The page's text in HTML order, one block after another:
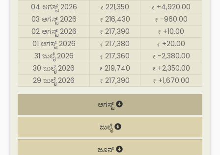
04 ಆಗಸ್ಟ್ 2026
₹ 221,350 ₹ +4,920.00
03 ಆಗಸ್ಟ್ 2026
₹ 216,430 ₹ -960.00
02 ಆಗಸ್ಟ್ 2026
₹ 217,390 ₹ +10.00
01 ಆಗಸ್ಟ್ 2026
₹ 217,380 ₹ +20.00
31 ಜುಲೈ 2026
₹ 217,360 ₹ -2,380.00
30 ಜುಲೈ 2026
₹ 219,740 ₹ +2,350.00
29 ಜುಲೈ 2026
₹ 217,390 ₹ +1,670.00
ಆಗಸ್ಟ್
ಜುಲೈ
ಜೂನ್